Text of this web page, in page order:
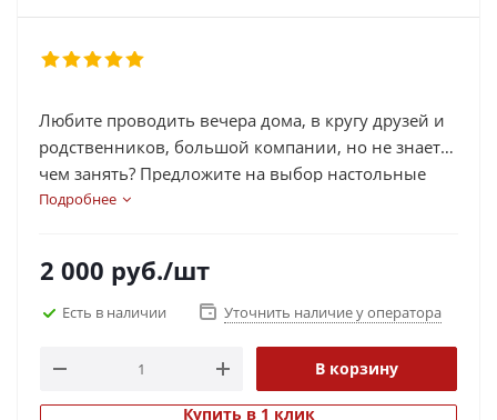
Любите проводить вечера дома, в кругу друзей и
родственников, большой компании, но не знаете
чем занять? Предложите на выбор настольные
игры: босс, спящие королевы, пиктомания,
любого возраста и будут интересны как детям,
подросткам так и взрослым. Они помогают
активного перемещения, подходят для любого
количества игроков. Настольные игры можно
разделить на: экономические, стратегические,
Подробнее
2 000 руб./шт
Есть в наличии Уточнить наличие у оператора
В корзину
Купить в 1 клик